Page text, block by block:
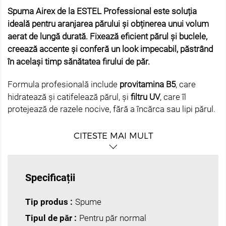
Spuma Airex de la ESTEL Professional este soluția
ideală pentru aranjarea părului și obținerea unui volum
aerat de lungă durată. Fixează eficient părul și buclele,
creează accente și conferă un look impecabil, păstrând
în același timp sănătatea firului de păr.
Formula profesională include provitamina B5, care
hidratează și catifelează părul, și filtru UV, care îl
protejează de razele nocive, fără a încărca sau lipi părul.
Beneficii principale
Fixare puternică și de lungă durată
tipurile de păr
Volum aerat și bucle definite
CITESTE MAI MULT
Specificații
Tip produs : Spume
Tipul de păr : Pentru păr normal